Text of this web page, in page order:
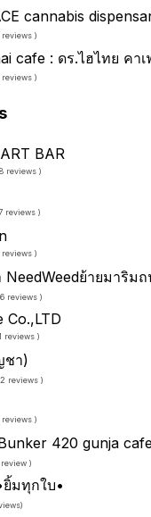
cannabis
reviews )
cafe : ดร.ไฮไทย คาเ
reviews )
BAR
reviews )
reviews )
reviews )
ย้ายมาริม
reviews )
Co.,LTD
reviews )
ชา)
reviews )
reviews )
420 gunja
)
ยิ้มทุกใบ•
)